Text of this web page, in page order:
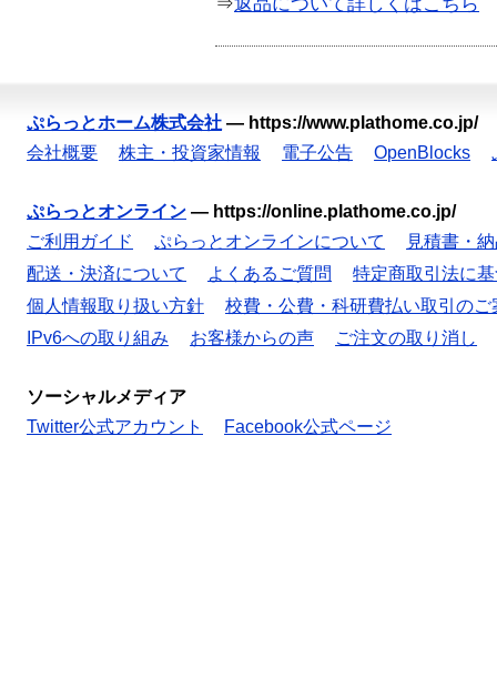
⇒返品について詳しくはこちら
ぷらっとホーム株式会社 — https://www.plathome.co.jp/
会社概要
株主・投資家情報 電子公告 OpenBlocks
ぷらっとオンライン — https://online.plathome.co.jp/
ご利用ガイド
ぷらっとオンラインについて
見積書・
配送・決済について
よくあるご質問
特定商取引法に
個人情報取り扱い方針
校費・公費・科研費払い取引のご
IPv6への取り組み
お客様からの声 ご注文の取り消し
ソーシャルメディア
Twitter公式アカウント
Facebook公式ページ